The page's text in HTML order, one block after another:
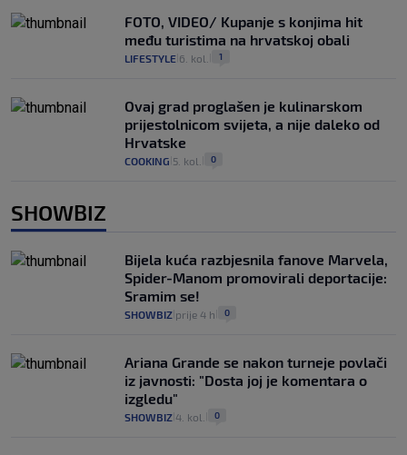
FOTO, VIDEO/ Kupanje s konjima hit
među turistima na hrvatskoj obali
LIFESTYLE 6. kol. 1
Ovaj grad proglašen je kulinarskom
prijestolnicom svijeta, a nije daleko od
Hrvatske
COOKING 5. kol. 0
SHOWBIZ
Bijela kuća razbjesnila fanove Marvela,
Spider-Manom promovirali deportacije:
Sramim se!
SHOWBIZ prije 4 h 0
Ariana Grande se nakon turneje povlači
iz javnosti: "Dosta joj je komentara o
izgledu"
SHOWBIZ 4. kol. 0